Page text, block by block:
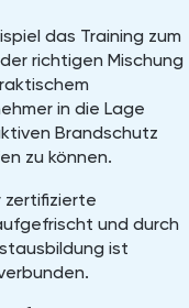
das Training zum
richtigen Mischung
in die Lage
Brandschutz
zu können.
zertifizierte
und durch
ist